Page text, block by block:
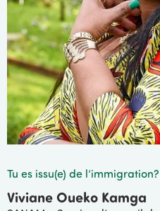
Tu es issu(e) de l’immigration?
Viviane Oueko Kamga